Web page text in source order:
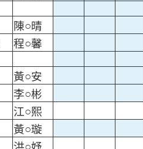
陳○晴
程○馨
黃○安
李○彬
江○熙
黃○璇